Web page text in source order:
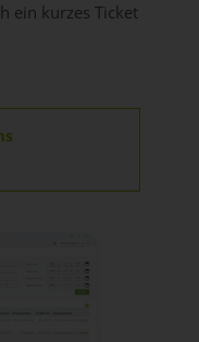
ein kurzes Ticket